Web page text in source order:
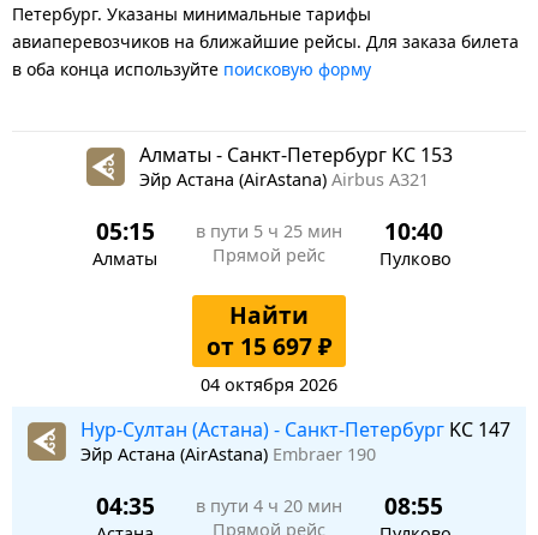
Петербург. Указаны минимальные тарифы
авиаперевозчиков на ближайшие рейсы. Для заказа билета
в оба конца используйте поисковую форму
Алматы - Санкт-Петербург KC 153
Эйр Астана (AirAstana) Airbus A321
05:15
Алматы
в пути 5 ч 25 мин
Прямой рейс
10:40
Пулково
Найти
от 15 697 ₽
04 октября 2026
Нур-Султан (Астана) - Санкт-Петербург KC 147
Эйр Астана (AirAstana) Embraer 190
04:35 в пути 4 ч 20 мин
Прямой рейс
08:55